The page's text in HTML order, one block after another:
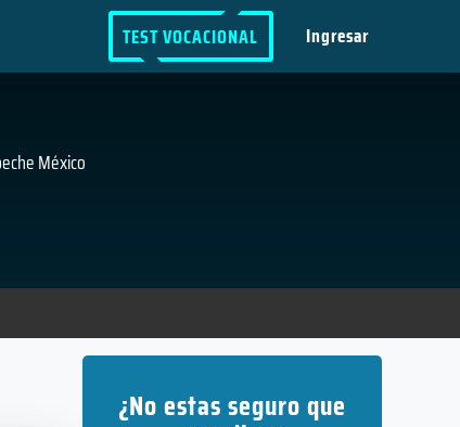
TEST VOCACIONAL Ingresar
México
¿No estas seguro que